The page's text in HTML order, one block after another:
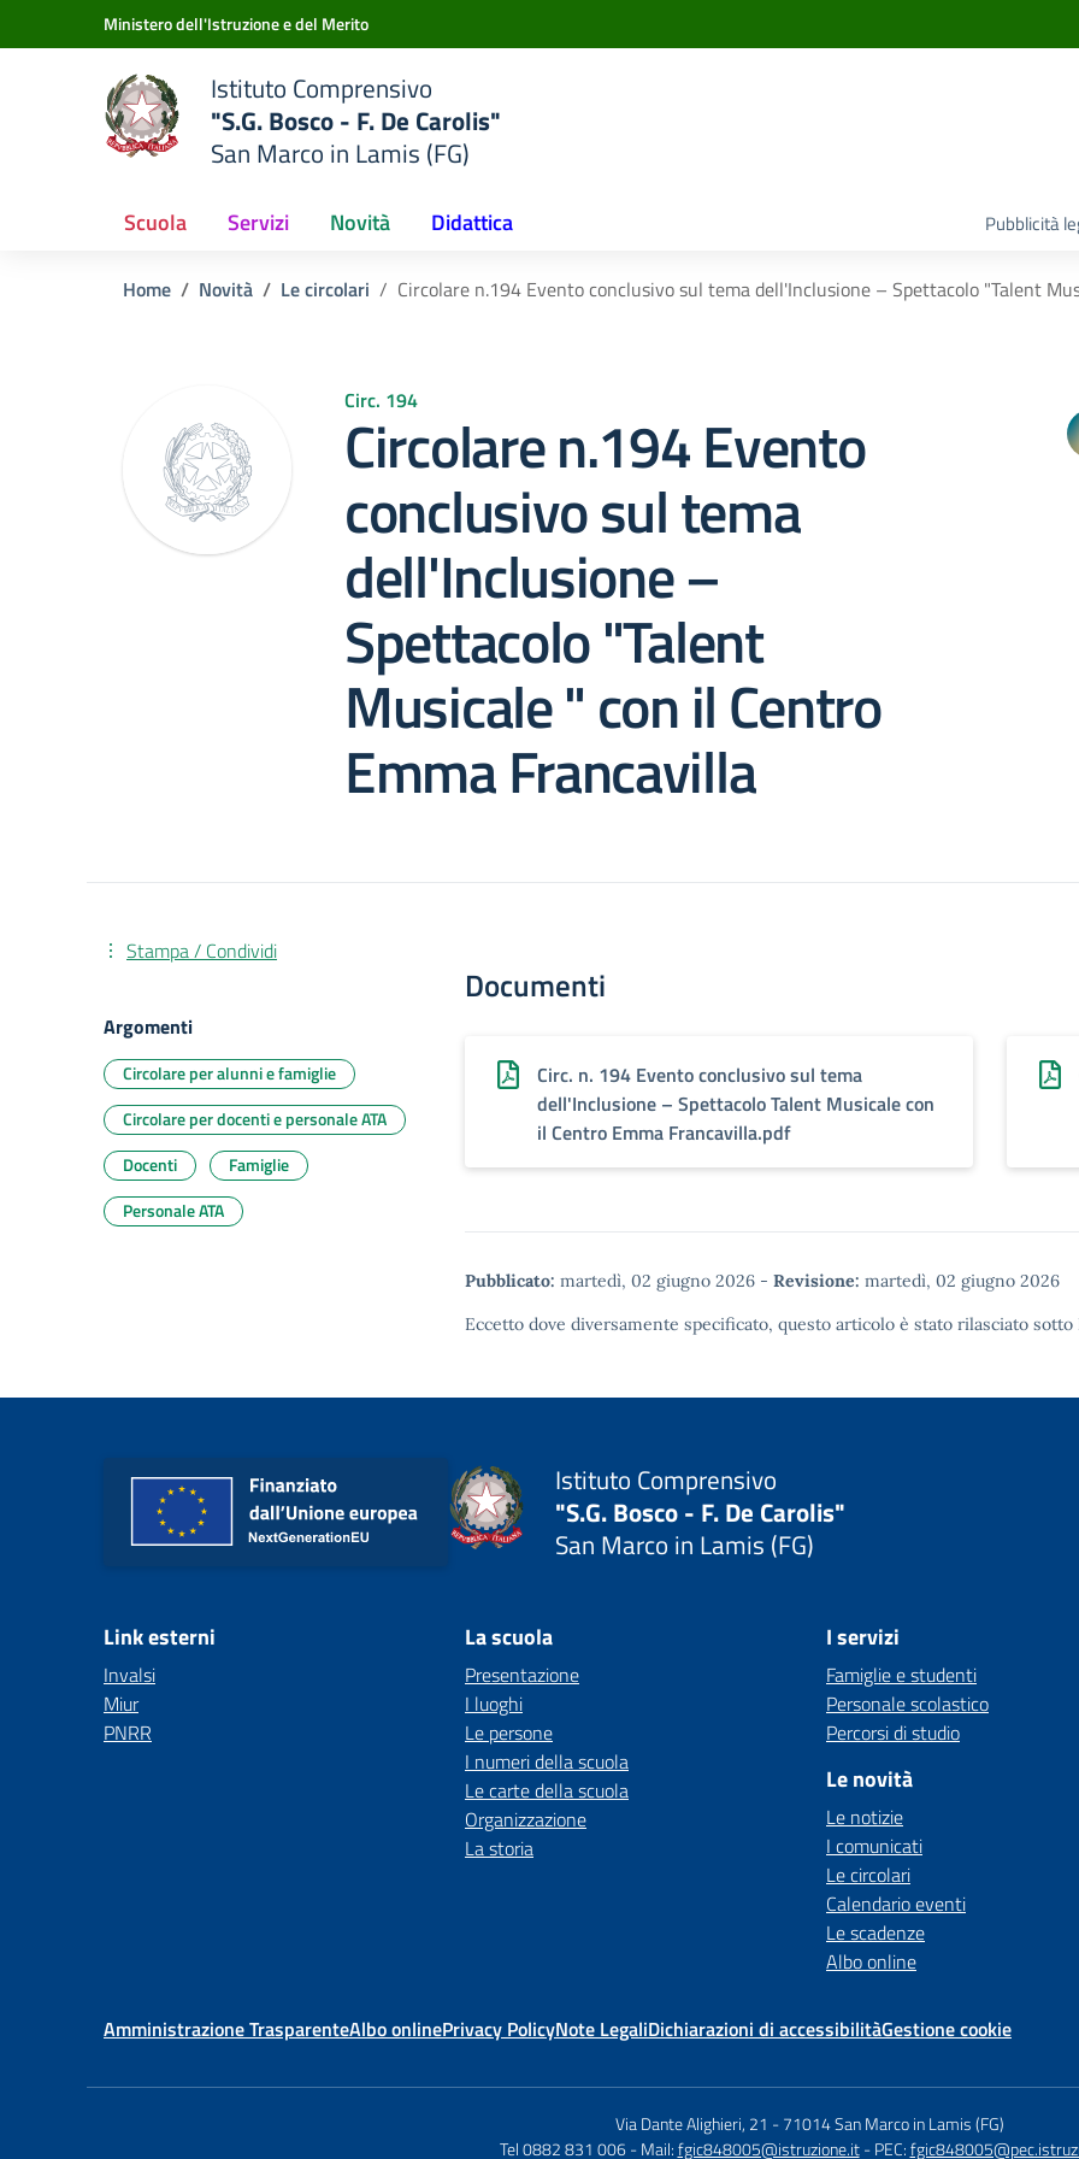
Vai ai contenuti
Vai al menu di navigazioneMinistero dell'Istruzione e del Merito
Istituto Comprensivo
"S.G. Bosco - F. De Carolis"
San Marco in Lamis (FG)
Scuola Servizi Novità Didattica Pubblicità
Home Novità Le circolari Circolare n.194 Evento conclusivo sul tema dell'Inclusione – Spettacolo "Talent
Circ. 194
Circolare n.194 Evento
conclusivo sul tema
dell'Inclusione –
Spettacolo "Talent
Musicale " con il Centro
Emma Francavilla
Documenti
Circ. n. 194 Evento conclusivo sul tema
dell'Inclusione – Spettacolo Talent Musicale con
il Centro Emma Francavilla.pdf
Pubblicato: martedì, 02 giugno 2026 - Revisione: martedì, 02 giugno 2026
Eccetto dove diversamente specificato, questo articolo è stato rilasciato sotto
Stampa / Condividi
Argomenti
Circolare per alunni e famiglie
Circolare per docenti e personale ATA
Docenti
Famiglie
Personale ATA
Istituto Comprensivo
"S.G. Bosco - F. De Carolis"
San Marco in Lamis (FG)
Link esterni
Invalsi
Miur
PNRR
La scuola
Presentazione
I luoghi
Le persone
I numeri della scuola
Le carte della scuola
Organizzazione
La storia
I servizi
Famiglie e studenti
Personale scolastico
Percorsi di studio
Le novità
Le notizie
I comunicati
Le circolari
Calendario eventi
Le scadenze
Albo online
Amministrazione TrasparenteAlbo onlinePrivacy PolicyNote LegaliDichiarazioni di accessibilitàGestione cookie
Via Dante Alighieri, 21 -71014 San Marco in Lamis (FG)
Tel 0882 831 006 - Mail:fgic848005@istruzione.it - PEC: